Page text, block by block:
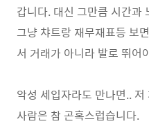
갑니다. 대신 그만큼 시간과
그냥 챠트랑 재무재표등 보
서 거래가 아니라 발로 뛰어
악성 세입자라도 만나면..
사람은 참 곤혹스럽습니다.